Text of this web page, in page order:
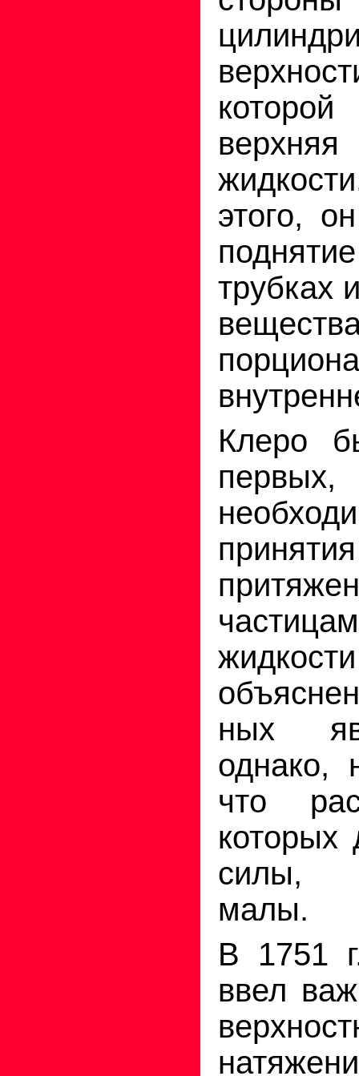
этого,
трубках
Клеро
первых,
ных
однако,
что
которых
силы,
малы.
В 1751
ввел